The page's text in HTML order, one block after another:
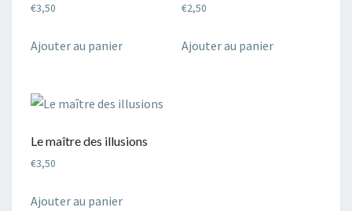
€3,50
Ajouter au panier
€2,50
Ajouter au panier
Le maître des illusions
€3,50
Ajouter au panier